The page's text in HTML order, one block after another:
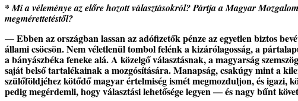
* Mi a véleménye az előre hozott választásokról? Pártja a Magyar
megmérettetéstől?
— Ebben az országban lassan az adófizetők pénze az egyetlen biztos
állami csöcsön. Nem véletlenül tombol felénk a kizárólagosság, a
a bányászbéka feneke alá. A közelgő választásnak, a magyarság
saját belső tartalékainak a mozgósítására. Manapság, csakúgy mint a
szülőföldjéhez kötődő magyar értelmiség ismét megmozduljon, és
pedig megérdemli, hogy választási lehetősége legyen — és nagy bűnt